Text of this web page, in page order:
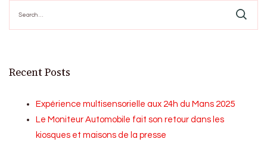
for:
Recent Posts
Expérience multisensorielle aux 24h du Mans 2025
Le Moniteur Automobile fait son retour dans les
kiosques et maisons de la presse